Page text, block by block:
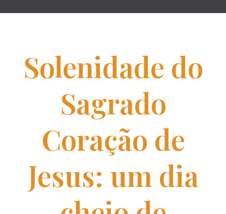
Solenidade do
Sagrado
Coração de
Jesus: um dia